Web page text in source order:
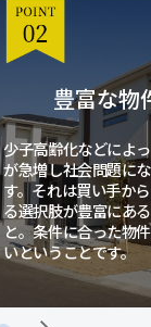
豊富な物
少子高齢化などによ
が急増し社会問題に
す。それは買い手か
る選択肢が豊富にあ
と。条件に合った物
いということです。